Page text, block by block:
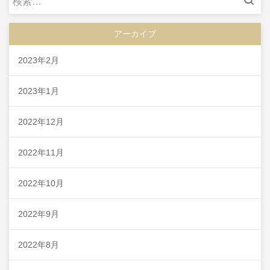
アーカイブ
2023年2月
2023年1月
2022年12月
2022年11月
2022年10月
2022年9月
2022年8月